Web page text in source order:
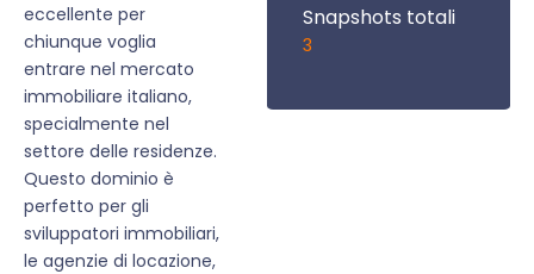
eccellente per
chiunque voglia
entrare nel mercato
immobiliare italiano,
specialmente nel
settore delle residenze.
Questo dominio è
perfetto per gli
sviluppatori immobiliari,
le agenzie di locazione,
Snapshots totali
3